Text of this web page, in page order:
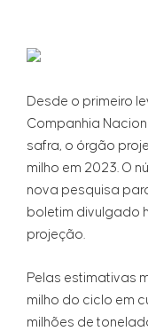
Desde o primeiro
Companhia
safra, o órgão
milho em 2023. O
nova pesquisa
boletim divulgado
projeção.
Pelas estimativas
milho do ciclo em
milhões de